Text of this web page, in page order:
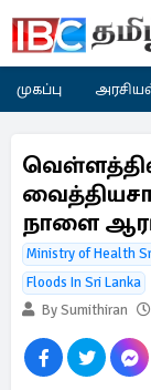
முகப்பு
நாளை
Ministry of Health
Floods In Sri Lanka
By Sumithiran